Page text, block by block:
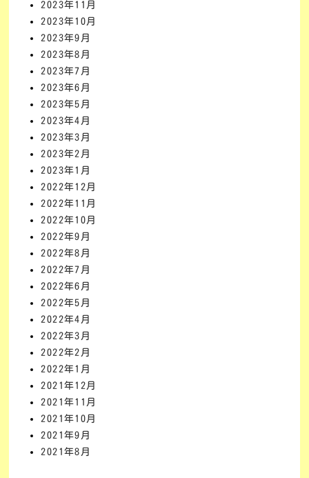
2023年11月
2023年10月
2023年9月
2023年8月
2023年7月
2023年6月
2023年5月
2023年4月
2023年3月
2023年2月
2023年1月
2022年12月
2022年11月
2022年10月
2022年9月
2022年8月
2022年7月
2022年6月
2022年5月
2022年4月
2022年3月
2022年2月
2022年1月
2021年12月
2021年11月
2021年10月
2021年9月
2021年8月